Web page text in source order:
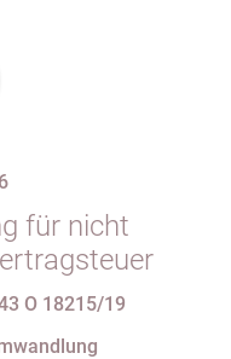
für nicht
O 18215/19